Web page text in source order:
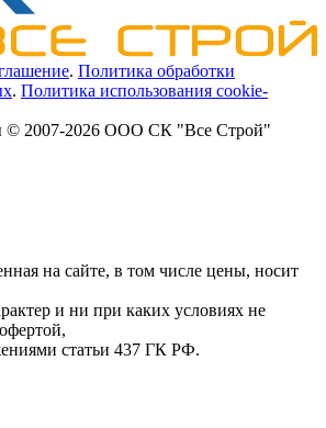
. Политика обработки
. Политика использования cookie-
© 2007-2026 ООО СК "Все Строй"
на сайте, в том числе цены, носит
и ни при каких условиях не
статьи 437 ГК РФ.